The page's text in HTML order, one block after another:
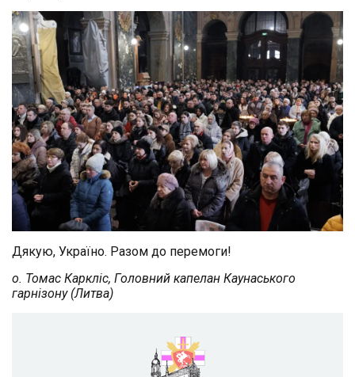
Дякую, Україно. Разом до перемоги!
о. Томас Каркліс, Головний капелан Каунаського
гарнізону (Литва)